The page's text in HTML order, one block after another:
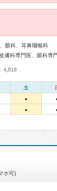
眼科、耳鼻咽喉科
4,818
土
●
●
ホ可)